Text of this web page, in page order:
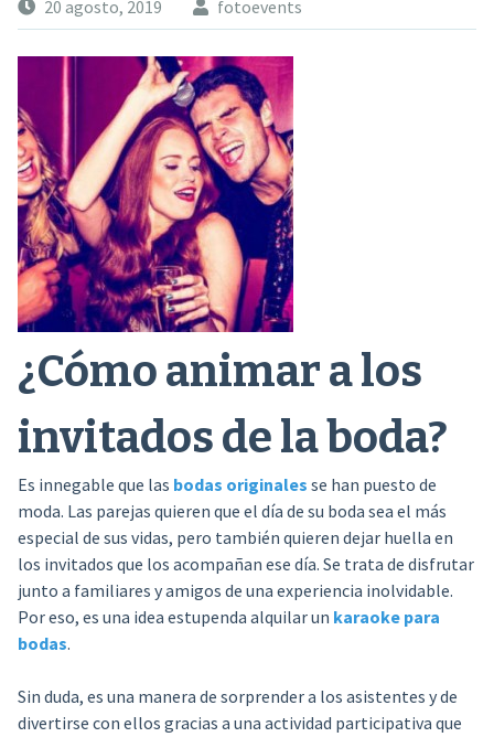
20 agosto, 2019 fotoevents
¿Cómo animar a los
invitados de la boda?
Es innegable que las bodas originales se han puesto de
moda. Las parejas quieren que el día de su boda sea el más
especial de sus vidas, pero también quieren dejar huella en
los invitados que los acompañan ese día. Se trata de disfrutar
junto a familiares y amigos de una experiencia inolvidable.
Por eso, es una idea estupenda alquilar un karaoke para
bodas.
Sin duda, es una manera de sorprender a los asistentes y de
divertirse con ellos gracias a una actividad participativa que